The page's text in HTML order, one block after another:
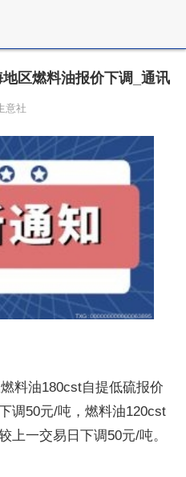
区燃料油报价下调_通讯
意社
料油180cst自提低硫报价
调50元/吨，燃料油120cst
上一交易日下调50元/吨。